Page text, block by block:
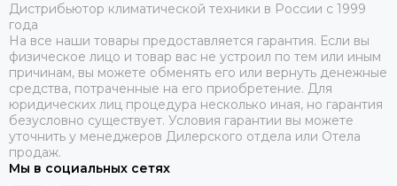
Дистрибьютор климатической техники в России с 1999
года
На все наши товары предоставляется гарантия. Если вы
физическое лицо и товар вас не устроил по тем или иным
причинам, вы можете обменять его или вернуть денежные
средства, потраченные на его приобретение. Для
юридических лиц процедура несколько иная, но гарантия
безусловно существует. Условия гарантии вы можете
уточнить у менеджеров Дилерского отдела или Отела
продаж.
Мы в социальных сетях